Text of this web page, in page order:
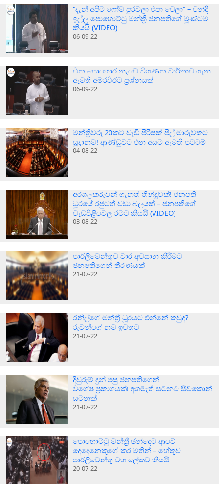
“දැන් අපිට ෆෝම් පුරවලා එපා වෙලා” – වන්දි
ඉල්ලූ පොහොට්ටු මන්ත්‍රී ජනපතිගේ මූණටම
කියයි (VIDEO)
06-09-22
චීන පොහොර නැවේ විගණන වාර්තාව ගැන
ඇමති අමරවීරට ප්‍රශ්නයක්
06-09-22
මන්ත්‍රීවරු 20කට වැඩි පිරිසක් පිල් මාරුවකට
සූදානම්! ආණ්ඩුවට එන අයට ඇමති පට්ටම්
04-08-22
අරගලකරුවන් ගැනත් තීන්දුවක්! ජනපති
ධූරයේ රජුටත් වඩා බලයක් – ජනපතිගේ
වැඩපිළිවෙල රටට කියයි (VIDEO)
03-08-22
පාර්ලිමේන්තුව වාර අවසාන කිරීමට
ජනපතිගෙන් තීරණයක්
21-07-22
රනිල්ගේ මන්ත්‍රී ධූරයට එන්නේ කවුද?
රුවන්ගේ නම ඉවතට
21-07-22
දිවුරුම් දුන් පසු ජනපතිගෙන්
විශේෂ ප්‍රකාශයක්! අගමැති සටනට සිව්කොන්
සටනක්
21-07-22
පොහොට්ටු මන්ත්‍රී ඡන්දෙට ආවේ
දෙදෙනෙකුගේ කර මතින් – හේතුව
පාර්ලිමේන්තු මහ ලේකම් කියයි
20-07-22